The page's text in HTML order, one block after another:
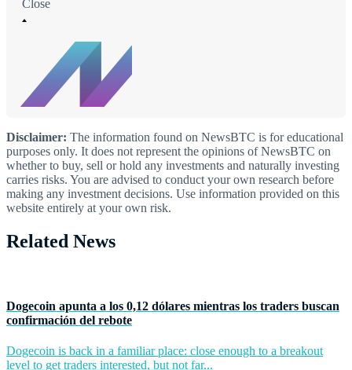
Close
Disclaimer: The information found on NewsBTC is for educational
purposes only. It does not represent the opinions of NewsBTC on
whether to buy, sell or hold any investments and naturally investing
carries risks. You are advised to conduct your own research before
making any investment decisions. Use information provided on this
website entirely at your own risk.
Related News
Dogecoin apunta a los 0,12 dólares mientras los traders buscan
confirmación del rebote
Dogecoin is back in a familiar place: close enough to a breakout
level to get traders interested, but not far...